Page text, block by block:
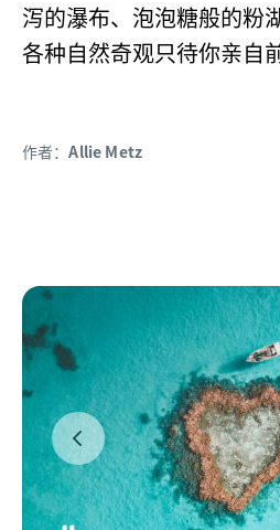
泻的瀑布、泡泡糖般的粉
各种自然奇观只待你亲自
作者：Allie Metz